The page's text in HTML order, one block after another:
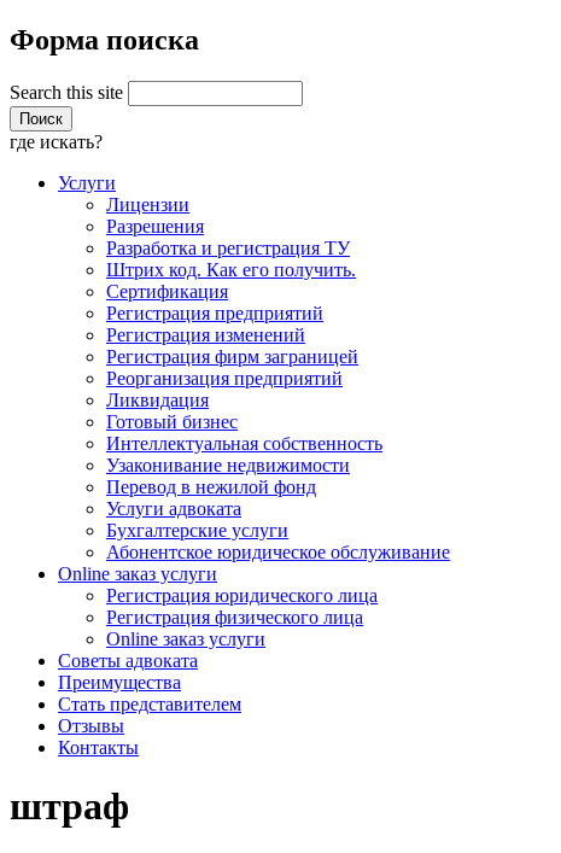
Форма поиска
Search this site
где искать?
Услуги
Лицензии
Разрешения
Разработка и регистрация ТУ
Штрих код. Как его получить.
Сертификация
Регистрация предприятий
Регистрация изменений
Регистрация фирм заграницей
Реорганизация предприятий
Ликвидация
Готовый бизнес
Интеллектуальная собственность
Узаконивание недвижимости
Перевод в нежилой фонд
Услуги адвоката
Бухгалтерские услуги
Абонентское юридическое обслуживание
Online заказ услуги
Регистрация юридического лица
Регистрация физического лица
Online заказ услуги
Советы адвоката
Преимущества
Стать представителем
Отзывы
Контакты
штраф